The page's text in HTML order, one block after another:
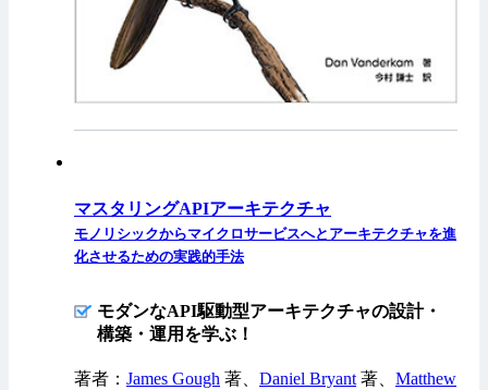
マスタリングAPIアーキテクチャ
モノリシックからマイクロサービスへとアーキテクチャを進
化させるための実践的手法
モダンなAPI駆動型アーキテクチャの設計・
構築・運用を学ぶ！
著者： James Gough 著、 Daniel Bryant著、 Matthew